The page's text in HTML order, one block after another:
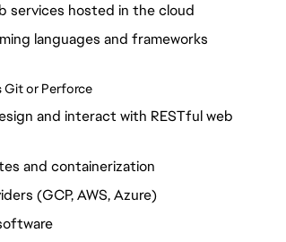
services hosted in the cloud
languages and frameworks
Git or Perforce
and interact with RESTful web
and containerization
(GCP, AWS, Azure)